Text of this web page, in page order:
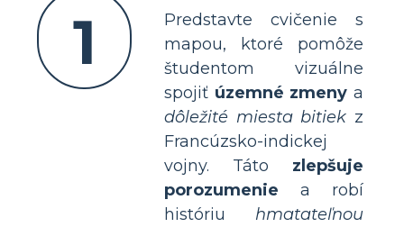
1
Predstavte cvičenie s
mapou, ktoré pomôže
študentom vizuálne
spojiť územné zmeny a
dôležité miesta bitiek z
Francúzsko-indickej
vojny. Táto zlepšuje
porozumenie a robí
históriu hmatateľnou